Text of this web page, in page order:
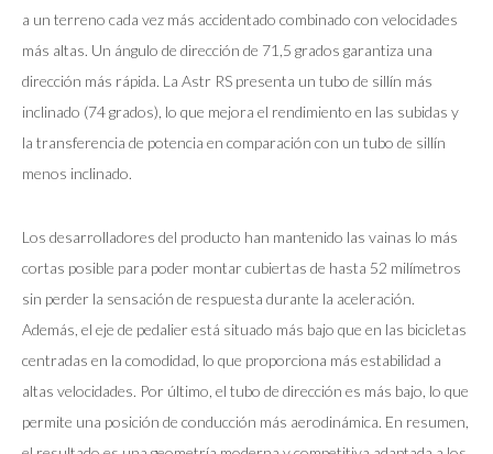
a un terreno cada vez más accidentado combinado con velocidades
más altas. Un ángulo de dirección de 71,5 grados garantiza una
dirección más rápida. La Astr RS presenta un tubo de sillín más
inclinado (74 grados), lo que mejora el rendimiento en las subidas y
la transferencia de potencia en comparación con un tubo de sillín
menos inclinado.
Los desarrolladores del producto han mantenido las vainas lo más
cortas posible para poder montar cubiertas de hasta 52 milímetros
sin perder la sensación de respuesta durante la aceleración.
Además, el eje de pedalier está situado más bajo que en las bicicletas
centradas en la comodidad, lo que proporciona más estabilidad a
altas velocidades. Por último, el tubo de dirección es más bajo, lo que
permite una posición de conducción más aerodinámica. En resumen,